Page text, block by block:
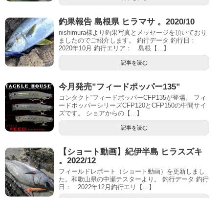
釣果報告 島根県 ヒラマサ 。2020/10
nishimura様より釣果写真とメッセージを頂いており
ましたのでご紹介します。 釣行データ 釣行日：
2020年10月 釣行エリア： 島根【...】
記事を読む
今月発売”フィードポッパー135”
コンタクト“フィードポッパーCFP135が登場。 フィ
ードポッパーシリーズCFP120とCFP150の中間サイ
ズです。 ショアからの【...】
記事を読む
【ショート動画】紀伊半島 ヒラスズキ
。2022/12
フィールドレポート（ショート動画）を更新しまし
た。和歌山県の中瀬テスターより。 釣行データ 釣行
日： 2022年12月釣行エリ【...】